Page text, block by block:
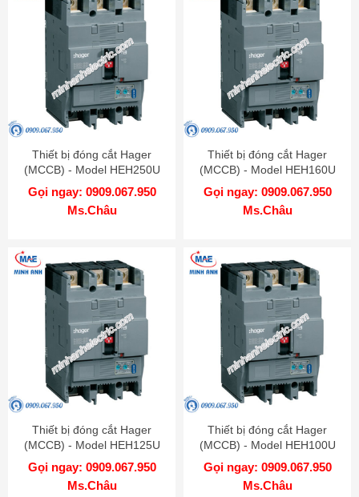
Thiết bị đóng cắt Hager
(MCCB) - Model HEH250U
Gọi ngay: 0909.067.950
Ms.Châu
Thiết bị đóng cắt Hager
(MCCB) - Model HEH160U
Gọi ngay: 0909.067.950
Ms.Châu
Thiết bị đóng cắt Hager
(MCCB) - Model HEH125U
Gọi ngay: 0909.067.950
Ms.Châu
Thiết bị đóng cắt Hager
(MCCB) - Model HEH100U
Gọi ngay: 0909.067.950
Ms.Châu